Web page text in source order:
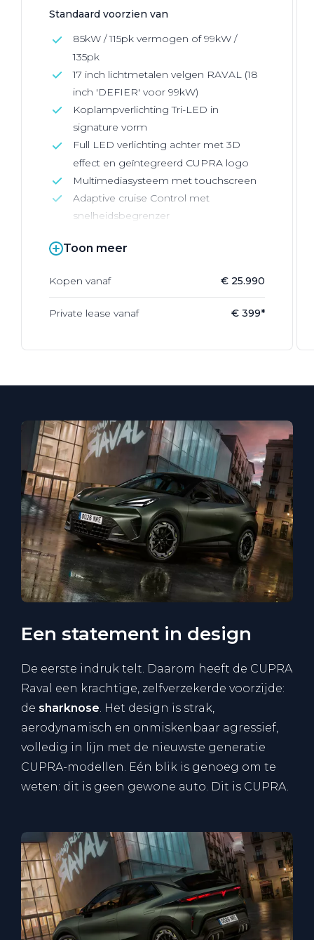
Standaard voorzien van
85kW / 115pk vermogen of 99kW /
135pk
17 inch lichtmetalen velgen RAVAL (18
inch 'DEFIER' voor 99kW)
Koplampverlichting Tri-LED in
signature vorm
Full LED verlichting achter met 3D
effect en geïntegreerd CUPRA logo
Multimediasysteem met touchscreen
Adaptive cruise Control met
snelheidsbegrenzer
Toon meer
Kopen vanaf € 25.990
Private lease vanaf € 399*
Een statement in design
De eerste indruk telt. Daarom heeft de CUPRA
Raval een krachtige, zelfverzekerde voorzijde:
de sharknose. Het design is strak,
aerodynamisch en onmiskenbaar agressief,
volledig in lijn met de nieuwste generatie
CUPRA-modellen. Eén blik is genoeg om te
weten: dit is geen gewone auto. Dit is CUPRA.